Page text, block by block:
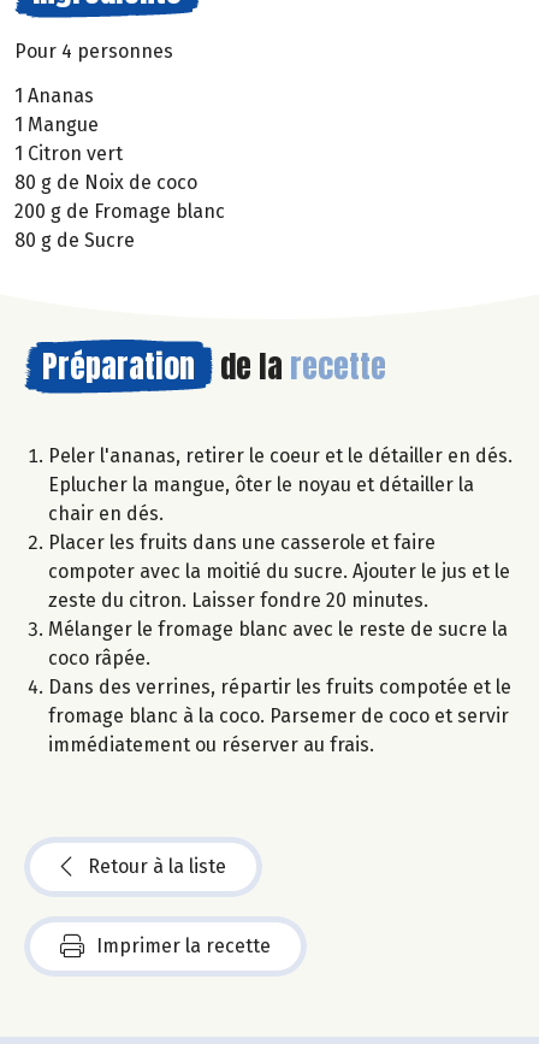
Pour 4 personnes
1 Ananas
1 Mangue
1 Citron vert
80 g de Noix de coco
200 g de Fromage blanc
80 g de Sucre
Préparation de la recette
Peler l'ananas, retirer le coeur et le détailler en dés.
Eplucher la mangue, ôter le noyau et détailler la
chair en dés.
Placer les fruits dans une casserole et faire
compoter avec la moitié du sucre. Ajouter le jus et le
zeste du citron. Laisser fondre 20 minutes.
Mélanger le fromage blanc avec le reste de sucre la
coco râpée.
Dans des verrines, répartir les fruits compotée et le
fromage blanc à la coco. Parsemer de coco et servir
immédiatement ou réserver au frais.
Retour à la liste
Imprimer la recette